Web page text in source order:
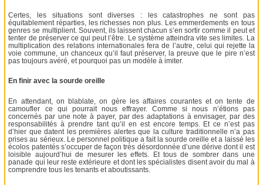
Certes, les situations sont diverses : les catastrophes ne sont pas
équitablement réparties, les richesses non plus. Les emmerdements en tous
genres se multiplient. Souvent, ils laissent chacun s’en sortir comme il peut et
tenter de préserver ce qui peut l’être. Le système atteindra vite ses limites. La
multiplication des relations internationales fera de l’autre, celui qui rejette la
voie commune, un chanceux qu’il faut préserver, la preuve que le pire n’est
pas toujours avéré, et pourquoi pas un modèle à imiter.
En finir avec la sourde oreille
En attendant, on blablate, on gère les affaires courantes et on tente de
camoufler ce qui pourrait nous effrayer. Comme si nous n’étions pas
concernés par une note à payer, par des adaptations à envisager, par des
responsabilités à prendre tant qu’il en est encore temps. Et ce n’est pas
d’hier que datent les premières alertes que la culture traditionnelle n’a pas
prises au sérieux. Le personnel politique a fait la sourde oreille et a laissé les
écolos patentés s’occuper de façon très désordonnée d’une dérive dont il est
loisible aujourd’hui de mesurer les effets. Et tous de sombrer dans une
panade qui leur reste extérieure et dont les spécialistes disent avoir du mal à
comprendre tous les tenants et aboutissants.